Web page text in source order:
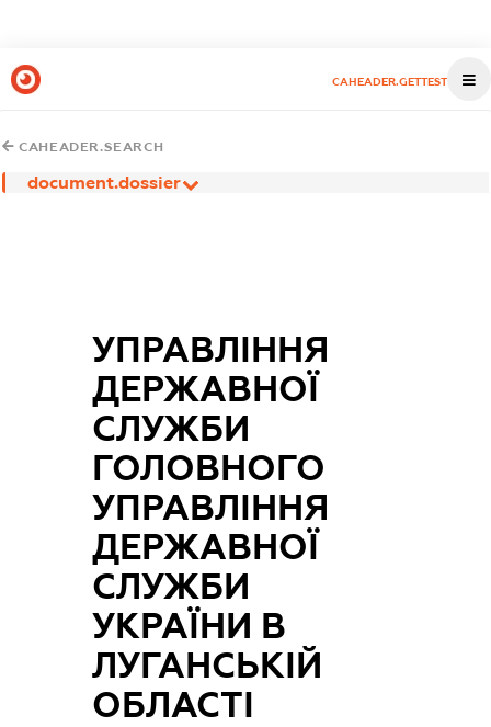
CAHEADER.GETTEST
CAHEADER.SEARCH
document.dossier
УПРАВЛІННЯ
ДЕРЖАВНОЇ
СЛУЖБИ
ГОЛОВНОГО
УПРАВЛІННЯ
ДЕРЖАВНОЇ
СЛУЖБИ
УКРАЇНИ В
ЛУГАНСЬКІЙ
ОБЛАСТІ